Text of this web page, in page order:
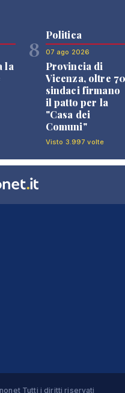
la
8
Politica
07 ago 2026
Provincia di
Vicenza, oltre
sindaci firmano
il patto per la
"Casa dei
Comuni"
Visto 3.997 volte
Tutti i diritti riservati